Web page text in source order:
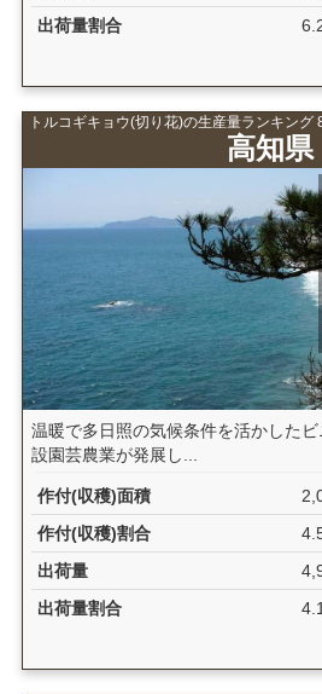
出荷量割合
トルコギキョウ(切り花)の生産量ランキング
高知県
温暖で多日照の気候条件を活かした
設園芸農業が発展し...
作付(収穫)面積
作付(収穫)割合
出荷量
出荷量割合